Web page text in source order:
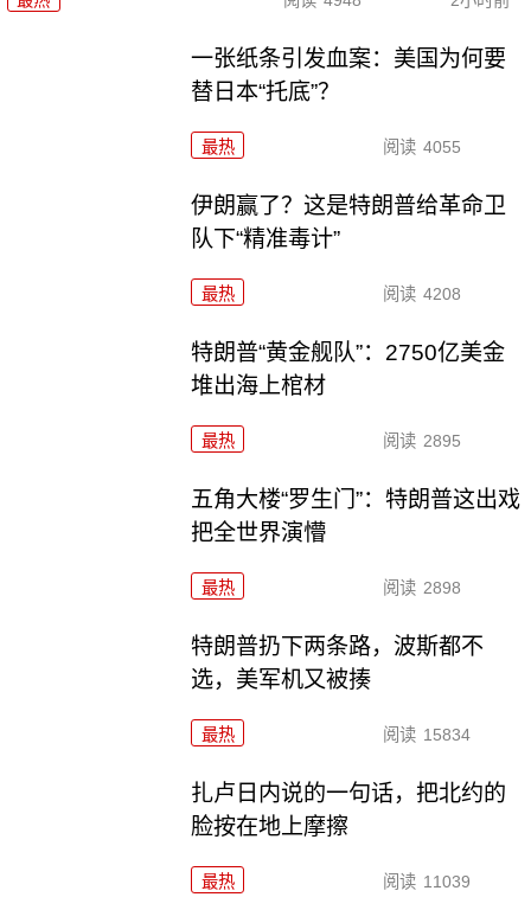
一张纸条引发血案：美国为何要
替日本“托底”？
最热 阅读 4055
伊朗赢了？这是特朗普给革命卫
队下“精准毒计”
最热 阅读 4208
特朗普“黄金舰队”：2750亿美金
堆出海上棺材
最热 阅读 2895
五角大楼“罗生门”：特朗普这出戏
把全世界演懵
最热 阅读 2898
特朗普扔下两条路，波斯都不
选，美军机又被揍
最热 阅读 15834
扎卢日内说的一句话，把北约的
脸按在地上摩擦
最热 阅读 11039